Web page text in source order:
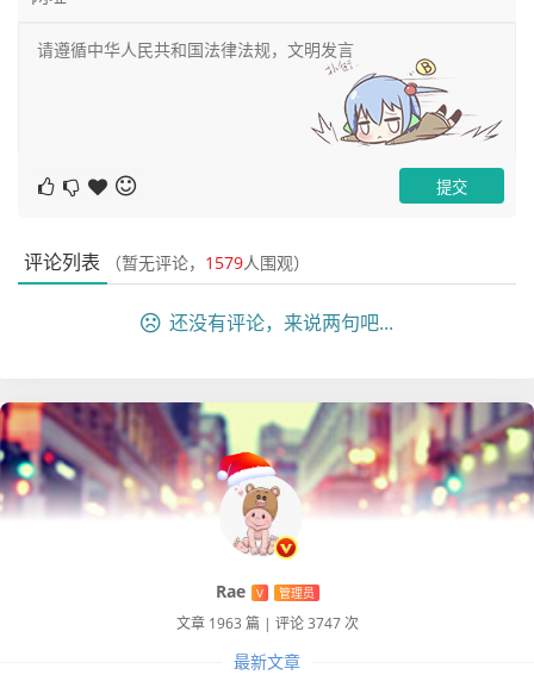
		Object r = runner.execute(expres
s, context, null, true, false);
}
然后我们运行一下：
评论列表 （暂无评论， 1579人围观）
还没有评论，来说两句吧...
Rae V 管理员
文章 1963 篇 | 评论 3747 次
最新文章